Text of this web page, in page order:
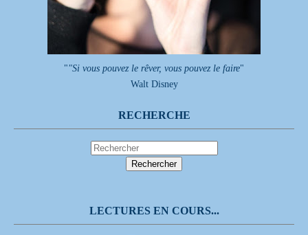
""Si vous pouvez le rêver, vous pouvez le faire"
Walt Disney
RECHERCHE
LECTURES EN COURS...